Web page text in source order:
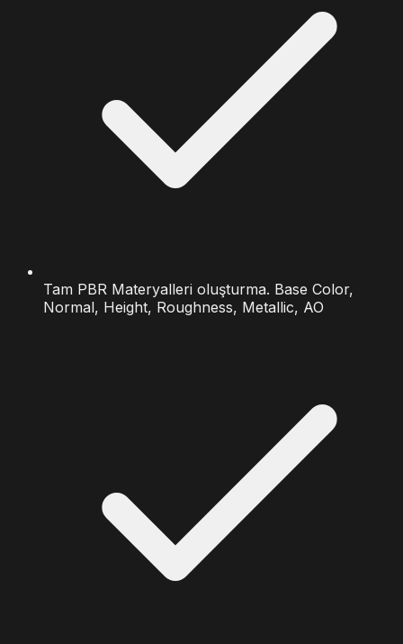
Tam PBR Materyalleri oluşturma. Base Color,
Normal, Height, Roughness, Metallic, AO